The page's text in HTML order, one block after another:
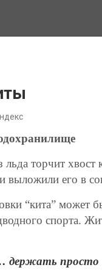
торчит хвост
его в
“кита” может
спорта.
держать просто